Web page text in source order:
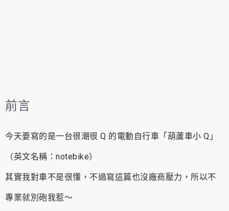
前言
今天要寫的是一台很潮很 Q 的電動自行車「葫蘆車小 Q」
（英文名稱：notebike）
其實我對車不是很懂，不過寫這篇也沒廠商壓力，所以不
專業就別砲我惹～